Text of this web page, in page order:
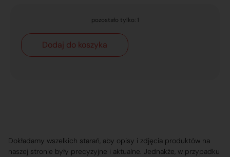
pozostało tylko: 1
Dodaj do koszyka
Dokładamy wszelkich starań, aby opisy i zdjęcia produktów na
naszej stronie były precyzyjne i aktualne. Jednakże, w przypadku